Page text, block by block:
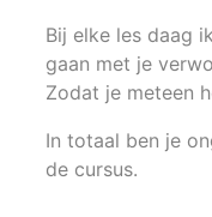
Bij elke les daag
gaan met je
Zodat je meteen
In totaal ben je
de cursus.